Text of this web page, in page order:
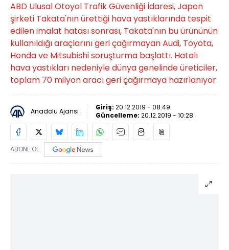
ABD Ulusal Otoyol Trafik Güvenliği İdaresi, Japon
şirketi Takata'nın ürettiği hava yastıklarında tespit
edilen imalat hatası sonrası, Takata'nın bu ürününün
kullanıldığı araçlarını geri çağırmayan Audi, Toyota,
Honda ve Mitsubishi soruşturma başlattı. Hatalı
hava yastıkları nedeniyle dünya genelinde üreticiler,
toplam 70 milyon aracı geri çağırmaya hazırlanıyor
Anadolu Ajansı Giriş: 20.12.2019 - 08:49
Güncelleme: 20.12.2019 - 10:28
ABONE OL